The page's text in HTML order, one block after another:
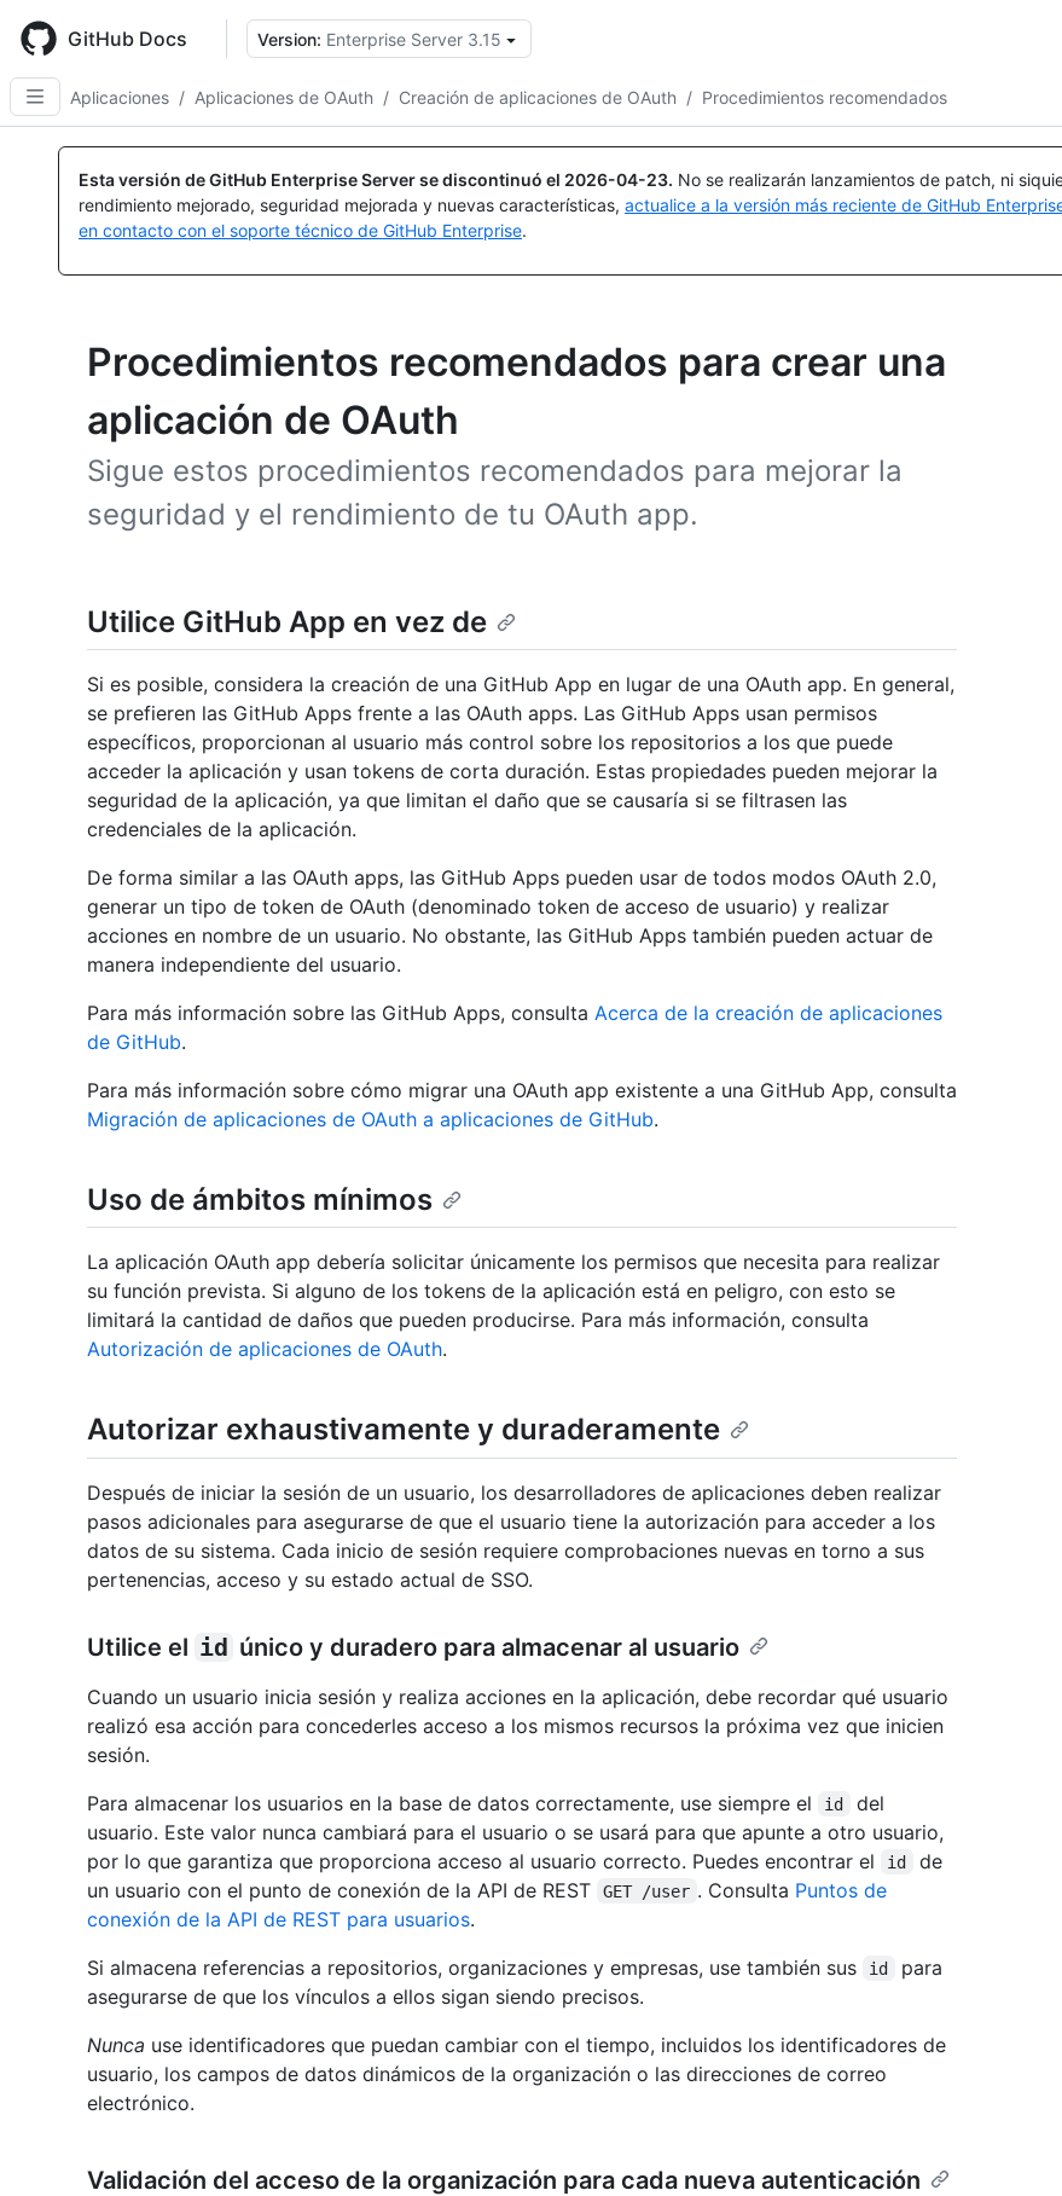
main
content
GitHub Docs Version: Enterprise Server 3.15
Aplicaciones / Aplicaciones de OAuth / Creación de aplicaciones de OAuth / Procedimientos recomendados
Esta versión de GitHub Enterprise Server se discontinuó el 2026-04-23. No se realizarán lanzamientos de patch, ni
rendimiento mejorado, seguridad mejorada y nuevas características, actualice a la versión más reciente de GitHub
en contacto con el soporte técnico de GitHub Enterprise.
Procedimientos recomendados para crear una
aplicación de OAuth
Sigue estos procedimientos recomendados para mejorar la
seguridad y el rendimiento de tu OAuth app.
Utilice GitHub App en vez de
Si es posible, considera la creación de una GitHub App en lugar de una OAuth app. En general,
se prefieren las GitHub Apps frente a las OAuth apps. Las GitHub Apps usan permisos
específicos, proporcionan al usuario más control sobre los repositorios a los que puede
acceder la aplicación y usan tokens de corta duración. Estas propiedades pueden mejorar la
seguridad de la aplicación, ya que limitan el daño que se causaría si se filtrasen las
credenciales de la aplicación.
De forma similar a las OAuth apps, las GitHub Apps pueden usar de todos modos OAuth 2.0,
generar un tipo de token de OAuth (denominado token de acceso de usuario) y realizar
acciones en nombre de un usuario. No obstante, las GitHub Apps también pueden actuar de
manera independiente del usuario.
Para más información sobre las GitHub Apps, consulta Acerca de la creación de aplicaciones
de GitHub.
Para más información sobre cómo migrar una OAuth app existente a una GitHub App, consulta
Migración de aplicaciones de OAuth a aplicaciones de GitHub.
Uso de ámbitos mínimos
La aplicación OAuth app debería solicitar únicamente los permisos que necesita para realizar
su función prevista. Si alguno de los tokens de la aplicación está en peligro, con esto se
limitará la cantidad de daños que pueden producirse. Para más información, consulta
Autorización de aplicaciones de OAuth.
Autorizar exhaustivamente y duraderamente
Después de iniciar la sesión de un usuario, los desarrolladores de aplicaciones deben realizar
pasos adicionales para asegurarse de que el usuario tiene la autorización para acceder a los
datos de su sistema. Cada inicio de sesión requiere comprobaciones nuevas en torno a sus
pertenencias, acceso y su estado actual de SSO.
Utilice el id único y duradero para almacenar al usuario
Cuando un usuario inicia sesión y realiza acciones en la aplicación, debe recordar qué usuario
realizó esa acción para concederles acceso a los mismos recursos la próxima vez que inicien
sesión.
Para almacenar los usuarios en la base de datos correctamente, use siempre el
id
del
usuario. Este valor nunca cambiará para el usuario o se usará para que apunte a otro usuario,
por lo que garantiza que proporciona acceso al usuario correcto. Puedes encontrar el
id
de
un usuario con el punto de conexión de la API de REST
GET /user . Consulta Puntos de
conexión de la API de REST para usuarios.
Si almacena referencias a repositorios, organizaciones y empresas, use también sus
id
para
asegurarse de que los vínculos a ellos sigan siendo precisos.
Nunca use identificadores que puedan cambiar con el tiempo, incluidos los identificadores de
usuario, los campos de datos dinámicos de la organización o las direcciones de correo
electrónico.
Validación del acceso de la organización para cada nueva autenticación